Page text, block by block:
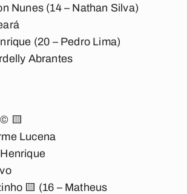
Nunes (14 – Nathan Silva)
(20 – Pedro Lima)
Abrantes
🟨
Lucena
🟨 (16 – Matheus